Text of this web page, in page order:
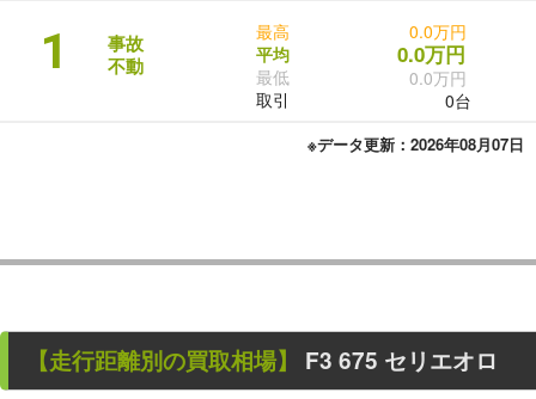
1
事故
不動
最高
平均
最低
取引
0.0万円
0.0万円
0.0万円
0台
※データ更新：2026年08月07日
【走行距離別の買取相場】 F3 675 セリエオロ